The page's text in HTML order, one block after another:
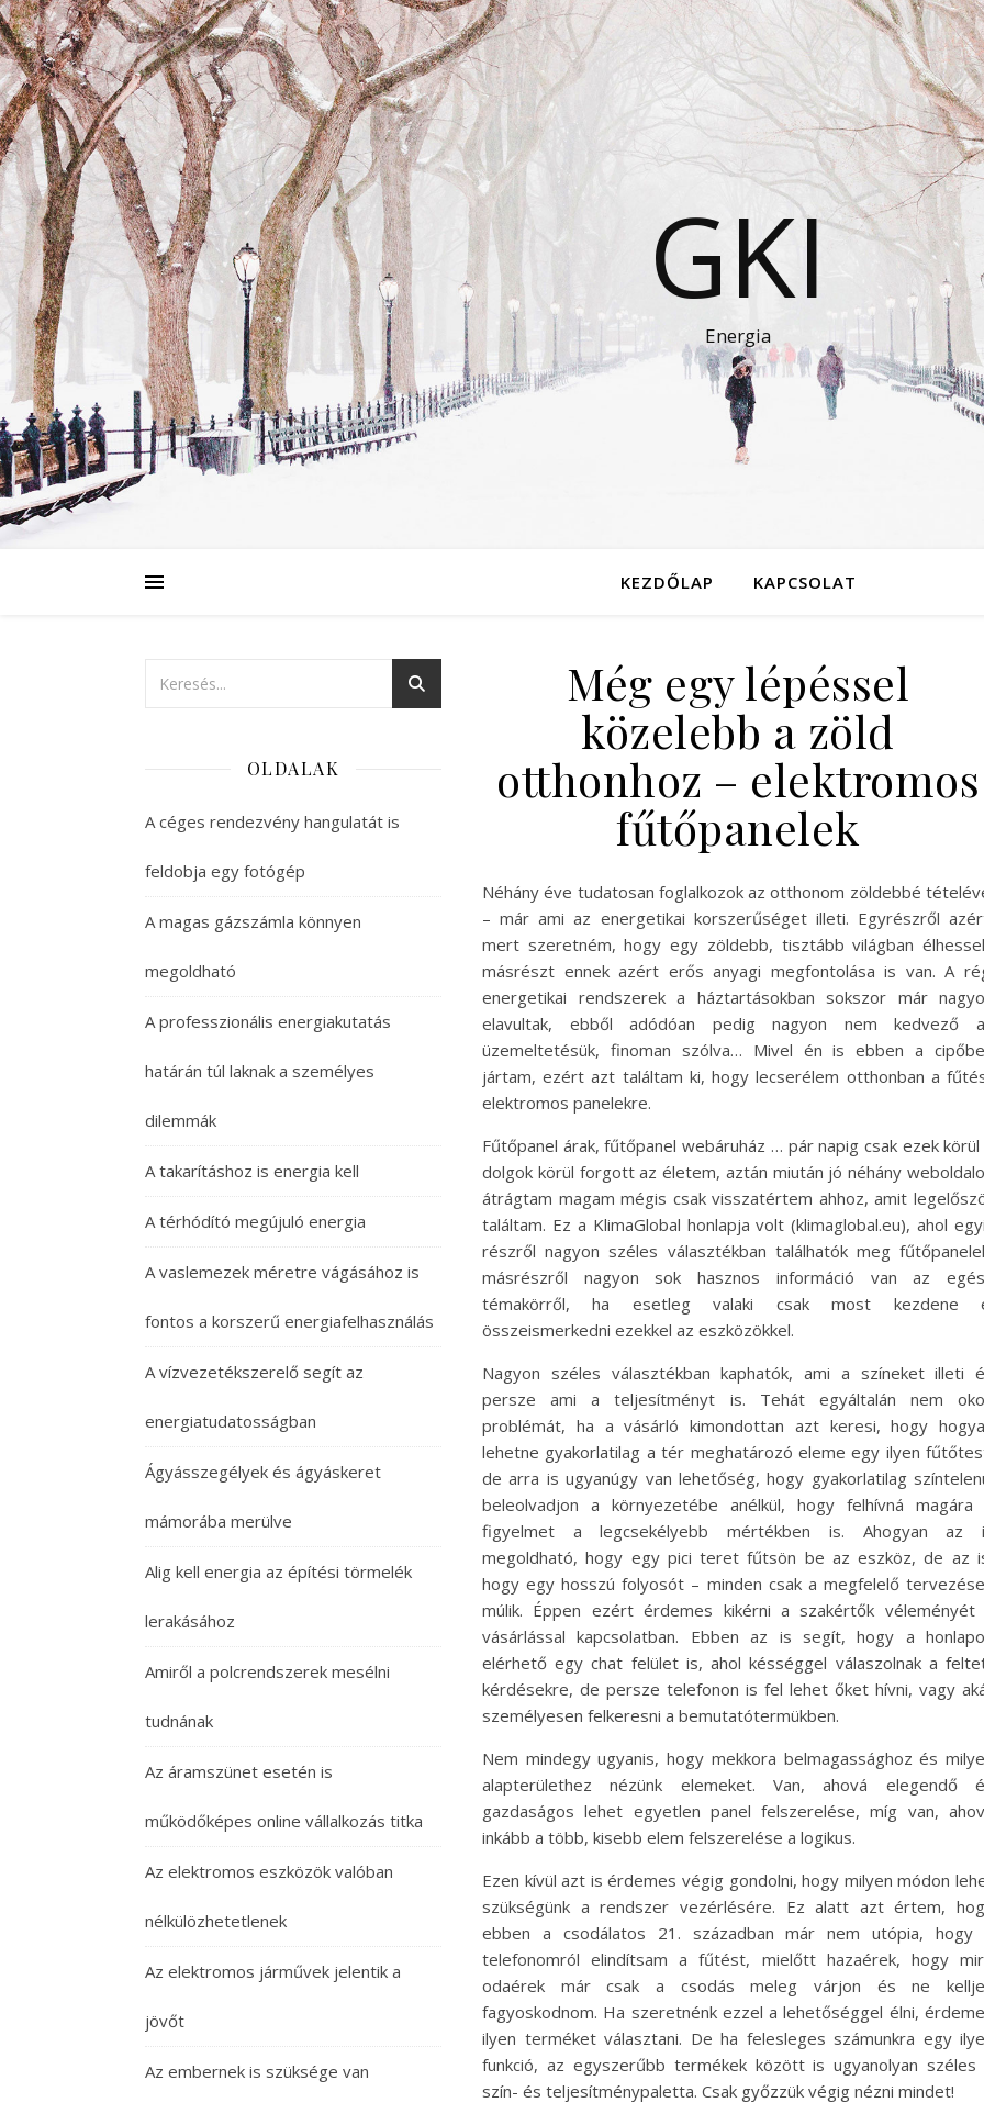
GKI
Energia
KEZDŐLAP KAPCSOLAT
OLDALAK
A céges rendezvény hangulatát is
feldobja egy fotógép
A magas gázszámla könnyen
megoldható
A professzionális energiakutatás
határán túl laknak a személyes
dilemmák
A takarításhoz is energia kell
A térhódító megújuló energia
A vaslemezek méretre vágásához is
fontos a korszerű energiafelhasználás
A vízvezetékszerelő segít az
energiatudatosságban
Ágyásszegélyek és ágyáskeret
mámorába merülve
Alig kell energia az építési törmelék
lerakásához
Amiről a polcrendszerek mesélni
tudnának
Az áramszünet esetén is
működőképes online vállalkozás titka
Az elektromos eszközök valóban
nélkülözhetetlenek
Az elektromos járművek jelentik a
jövőt
Az embernek is szüksége van
Még egy lépéssel
közelebb a zöld
otthonhoz – elektromos
fűtőpanelek
Néhány éve tudatosan foglalkozok az otthonom zöldebbé
– már ami az energetikai korszerűséget illeti. Egyrészről
mert szeretném, hogy egy zöldebb, tisztább világban
másrészt ennek azért erős anyagi megfontolása is van. A
energetikai rendszerek a háztartásokban sokszor már
elavultak, ebből adódóan pedig nagyon nem kedvező
üzemeltetésük, finoman szólva… Mivel én is ebben a
jártam, ezért azt találtam ki, hogy lecserélem otthonban a
elektromos panelekre.
Fűtőpanel árak, fűtőpanel webáruház … pár napig csak ezek körül
dolgok körül forgott az életem, aztán miután jó néhány
átrágtam magam mégis csak visszatértem ahhoz, amit
találtam. Ez a KlimaGlobal honlapja volt (klimaglobal.eu), ahol
részről nagyon széles választékban találhatók meg
másrészről nagyon sok hasznos információ van az
témakörről, ha esetleg valaki csak most kezdene
összeismerkedni ezekkel az eszközökkel.
Nagyon széles választékban kaphatók, ami a színeket illeti
persze ami a teljesítményt is. Tehát egyáltalán nem
problémát, ha a vásárló kimondottan azt keresi, hogy
lehetne gyakorlatilag a tér meghatározó eleme egy ilyen
de arra is ugyanúgy van lehetőség, hogy gyakorlatilag
beleolvadjon a környezetébe anélkül, hogy felhívná magára
figyelmet a legcsekélyebb mértékben is. Ahogyan az
megoldható, hogy egy pici teret fűtsön be az eszköz, de az
hogy egy hosszú folyosót – minden csak a megfelelő
múlik. Éppen ezért érdemes kikérni a szakértők véleményét
vásárlással kapcsolatban. Ebben az is segít, hogy a
elérhető egy chat felület is, ahol késséggel válaszolnak a
kérdésekre, de persze telefonon is fel lehet őket hívni, vagy
személyesen felkeresni a bemutatótermükben.
Nem mindegy ugyanis, hogy mekkora belmagassághoz és
alapterülethez nézünk elemeket. Van, ahová elegendő
gazdaságos lehet egyetlen panel felszerelése, míg van,
inkább a több, kisebb elem felszerelése a logikus.
Ezen kívül azt is érdemes végig gondolni, hogy milyen módon
szükségünk a rendszer vezérlésére. Ez alatt azt értem,
ebben a csodálatos 21. században már nem utópia, hogy
telefonomról elindítsam a fűtést, mielőtt hazaérek, hogy
odaérek már csak a csodás meleg várjon és ne
fagyoskodnom. Ha szeretnénk ezzel a lehetőséggel élni,
ilyen terméket választani. De ha felesleges számunkra egy
funkció, az egyszerűbb termékek között is ugyanolyan széles
szín- és teljesítménypaletta. Csak győzzük végig nézni mindet!